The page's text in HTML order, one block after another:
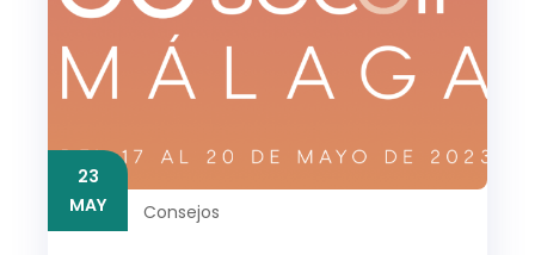
23
MAY
Consejos